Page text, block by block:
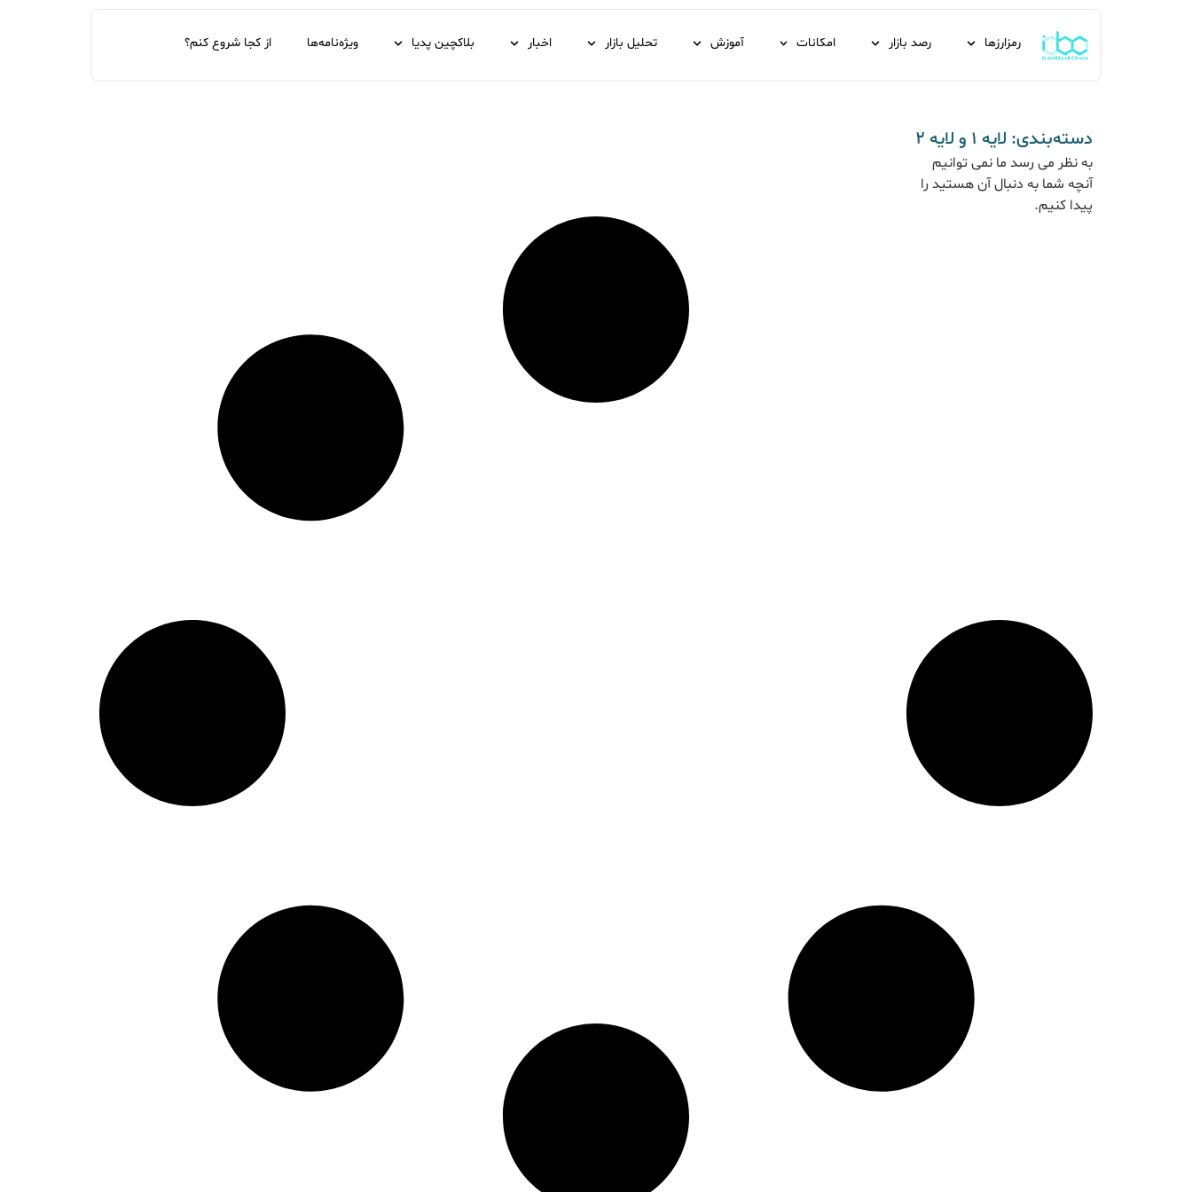
رمزارزها رصد بازار امکانات آموزش تحلیل بازار اخبار بلاکچین پدیا ویژه‌نامه‌ها از کجا شروع کنم؟
دسته‌بندی: لایه ۱ و لایه ۲
به نظر می رسد ما نمی توانیم
آنچه شما به دنبال آن هستید را
پیدا کنیم.